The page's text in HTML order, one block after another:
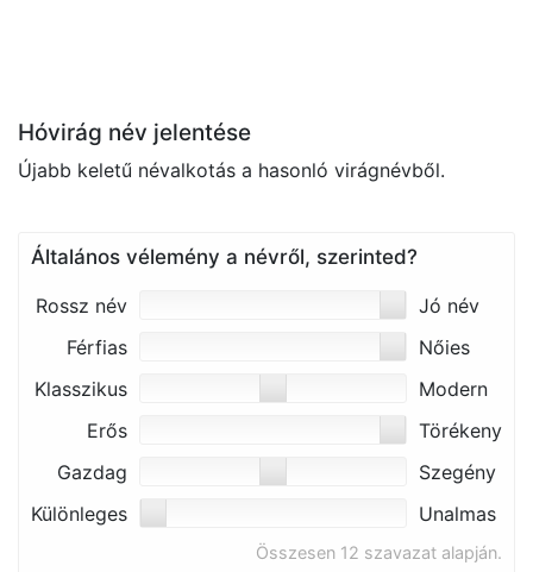
Hóvirág név jelentése
Újabb keletű névalkotás a hasonló virágnévből.
Általános vélemény a névről, szerinted?
Rossz név
Jó név
Férfias
Nőies
Klasszikus
Modern
Erős
Törékeny
Gazdag
Szegény
Különleges
Unalmas
Összesen 12 szavazat alapján.